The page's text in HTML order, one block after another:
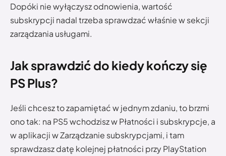
Dopóki nie wyłączysz odnowienia, wartość
subskrypcji nadal trzeba sprawdzać właśnie w sekcji
zarządzania usługami.
Jak sprawdzić do kiedy kończy się
PS Plus?
Jeśli chcesz to zapamiętać w jednym zdaniu, to brzmi
ono tak: na PS5 wchodzisz w Płatności i subskrypcje, a
w aplikacji w Zarządzanie subskrypcjami, i tam
sprawdzasz datę kolejnej płatności przy PlayStation